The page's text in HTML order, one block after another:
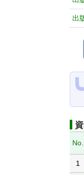
出
No.
1